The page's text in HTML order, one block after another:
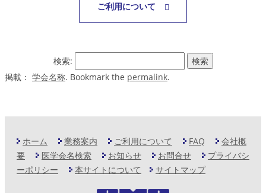
ご利用について
検索:
掲載： 学会名称. Bookmark the permalink.
ホーム 業務案内 ご利用について FAQ
会社概
要
医学会名検索 お知らせ お問合せ
プライバシ
ーポリシー
本サイトについて サイトマップ